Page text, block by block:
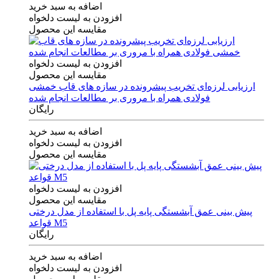
اضافه به سبد خرید
افزودن به لیست دلخواه
مقایسه این محصول
افزودن به لیست دلخواه
مقایسه این محصول
ارزیابی لرزه‌ای تخریب پیشرونده در سازه های قاب خمشی
فولادی همراه با مروری بر مطالعات انجام شده
رایگان
اضافه به سبد خرید
افزودن به لیست دلخواه
مقایسه این محصول
افزودن به لیست دلخواه
مقایسه این محصول
پیش بینی عمق آبشستگی پایه پل با استفاده از مدل درختی
قواعد M5
رایگان
اضافه به سبد خرید
افزودن به لیست دلخواه